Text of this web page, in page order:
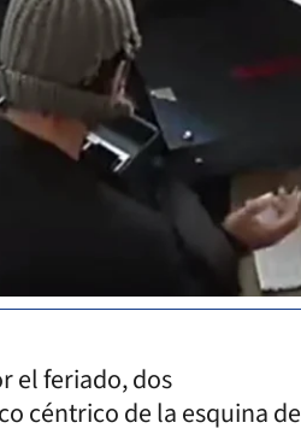
el feriado, dos
céntrico de la esquina de